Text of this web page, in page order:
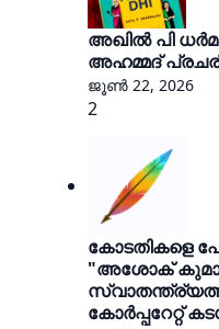
അഖിൽ പി
അഹമ്മദ്
ജൂൺ 22, 2026
2
കോടതികളെ
"അശോക്
കോർപ്പറേറ്റ്